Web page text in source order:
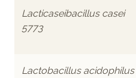
Lacticaseibacillus casei
5773
Lactobacillus acidophilus